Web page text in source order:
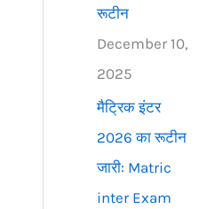
रूटीन
December 10,
2025
मैट्रिक इंटर
2026 का रूटीन
जारी: Matric
inter Exam